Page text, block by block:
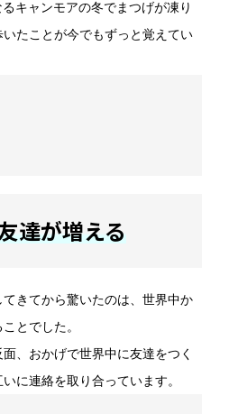
キャンモアの冬でまつげが凍り
たことが今でもずっと覚えてい
達が増える
きてから驚いたのは、世界中か
とでした。
、おかげで世界中に友達をつく
に連絡を取り合っています。